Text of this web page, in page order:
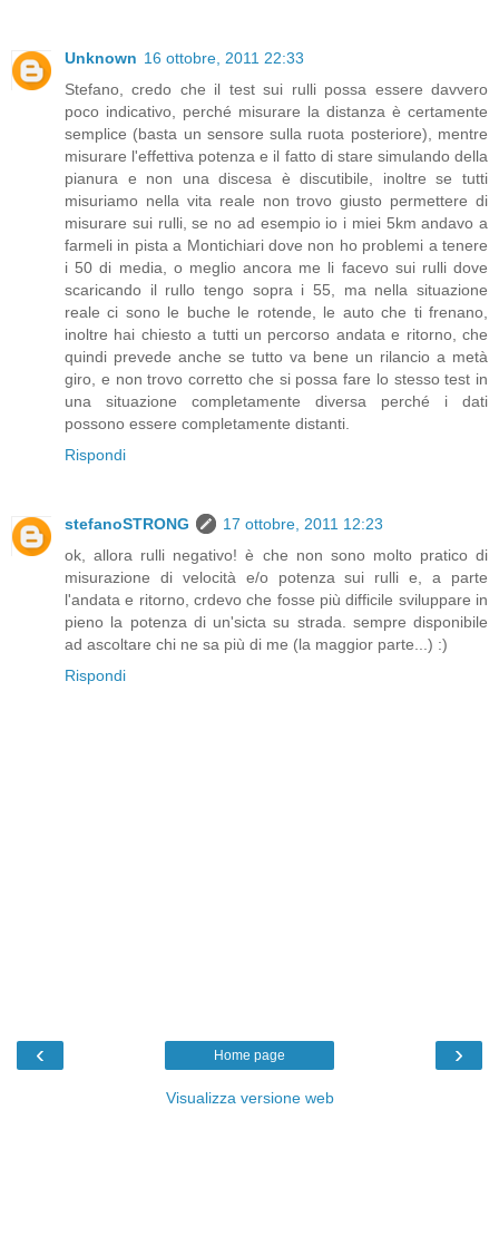
Unknown 16 ottobre, 2011 22:33
Stefano, credo che il test sui rulli possa essere davvero
poco indicativo, perché misurare la distanza è certamente
semplice (basta un sensore sulla ruota posteriore), mentre
misurare l'effettiva potenza e il fatto di stare simulando della
pianura e non una discesa è discutibile, inoltre se tutti
misuriamo nella vita reale non trovo giusto permettere di
misurare sui rulli, se no ad esempio io i miei 5km andavo a
farmeli in pista a Montichiari dove non ho problemi a tenere
i 50 di media, o meglio ancora me li facevo sui rulli dove
scaricando il rullo tengo sopra i 55, ma nella situazione
reale ci sono le buche le rotende, le auto che ti frenano,
inoltre hai chiesto a tutti un percorso andata e ritorno, che
quindi prevede anche se tutto va bene un rilancio a metà
giro, e non trovo corretto che si possa fare lo stesso test in
una situazione completamente diversa perché i dati
possono essere completamente distanti.
Rispondi
stefanoSTRONG
17 ottobre, 2011 12:23
ok, allora rulli negativo! è che non sono molto pratico di
misurazione di velocità e/o potenza sui rulli e, a parte
l'andata e ritorno, crdevo che fosse più difficile sviluppare in
pieno la potenza di un'sicta su strada. sempre disponibile
ad ascoltare chi ne sa più di me (la maggior parte...) :)
Rispondi
‹ ›
Home page
Visualizza versione web